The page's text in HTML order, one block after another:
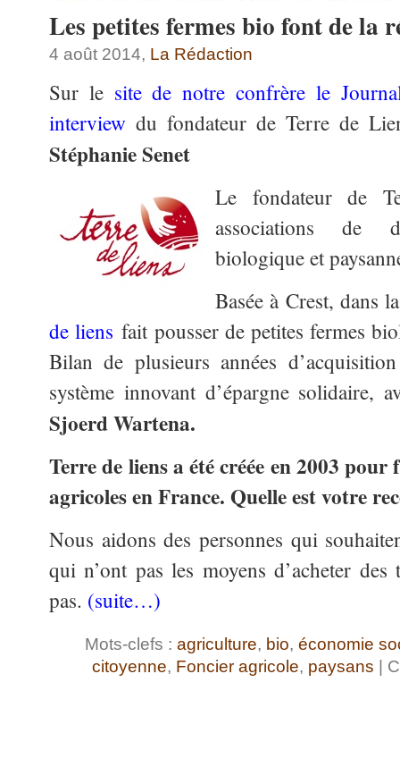
Les petites fermes bio font de la
4 août 2014, La Rédaction
Sur le site de notre confrère le
interview du fondateur de Terre de
Stéphanie Senet
Le fondateur de
associations de
biologique et
Basée à Crest, dans
de liens fait pousser de petites fermes
Bilan de plusieurs années
système innovant d’épargne solidaire,
Sjoerd Wartena.
Terre de liens a été créée en 2003 pour
agricoles en France. Quelle est votre
Nous aidons des personnes qui
qui n’ont pas les moyens d’acheter
pas. (suite…)
Mots-clefs : agriculture, bio, économie
citoyenne, Foncier agricole, paysans |